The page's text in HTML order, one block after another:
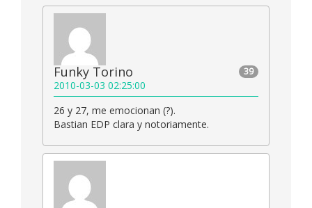
39
Funky Torino
2010-03-03 02:25:00
26 y 27, me emocionan (?).
Bastian EDP clara y notoriamente.